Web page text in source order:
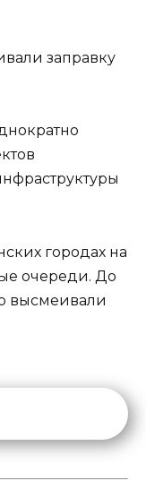
заправку
городах на
очереди. До
высмеивали